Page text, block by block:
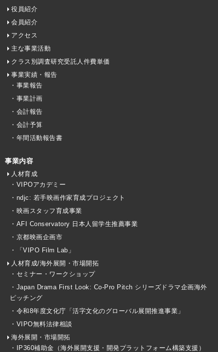
役員紹介
会員紹介
アクセス
主な事業活動
クラス別調査研究受託人件費単価
事業実績・報告
・事業報告
・事業計画
・会計報告
・会計予算
・年間活動報告書
事業内容
人材育成
・VIPOアカデミー
・ndjc: 若手映画作家育成プロジェクト
・映画スタッフ育成事業
・AFI Conservatory 日本人留学生推薦事業
・京都映画企画市
・「VIPO Film Lab」
人材育成/海外展開・市場開拓
・セミナー・ワークショップ
・Japan Drama First Look: Co-Pro Pitch シリーズドラマ企画海外
ピッチング
・令和8年度文化庁「活字文化のグローバル展開推進事業」
・VIPO無料法律相談
海外展開・市場開拓
・IP360補助金（海外展開支援・開発プラットフォーム構築支援）